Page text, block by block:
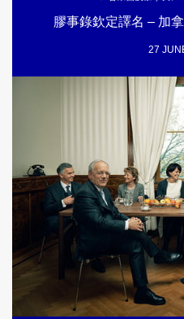
膠事錄欽定譯名 – 加
27